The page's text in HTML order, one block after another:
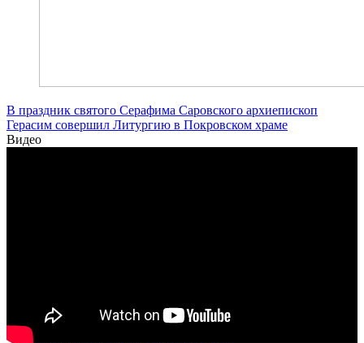
В праздник святого Серафима Саровского архиепископ
Герасим совершил Литургию в Покровском храме
Видео